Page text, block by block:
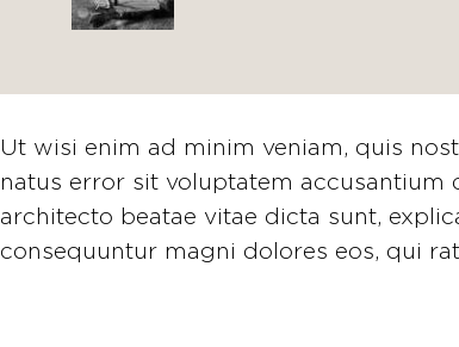
Ut wisi enim ad minim veniam, quis
natus error sit voluptatem accusantium
architecto beatae vitae dicta sunt,
consequuntur magni dolores eos, qui